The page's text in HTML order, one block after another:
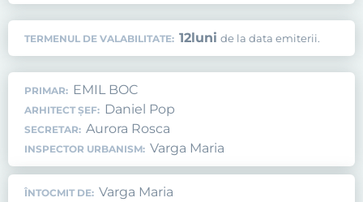
TERMENUL DE VALABILITATE: 12luni de la data emiterii.
PRIMAR: EMIL BOC
ARHITECT ȘEF: Daniel Pop
SECRETAR: Aurora Rosca
INSPECTOR URBANISM: Varga Maria
ÎNTOCMIT DE: Varga Maria